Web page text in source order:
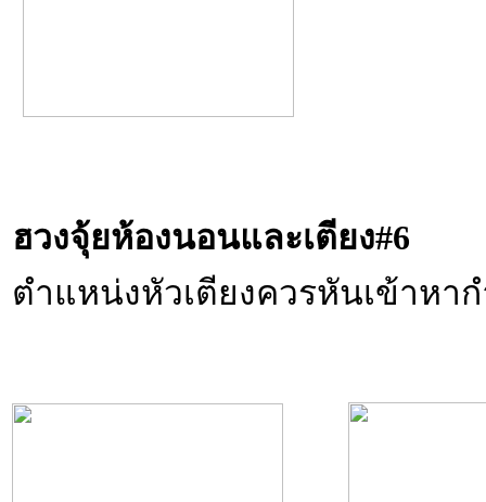
ฮวงจุ้ยห้องนอนและเตียง#6
ตำแหน่งหัวเตียงควรหันเข้าหา